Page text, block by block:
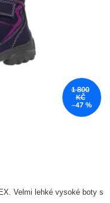
Velmi lehké vysoké boty s
1 800
KČ
–47 %